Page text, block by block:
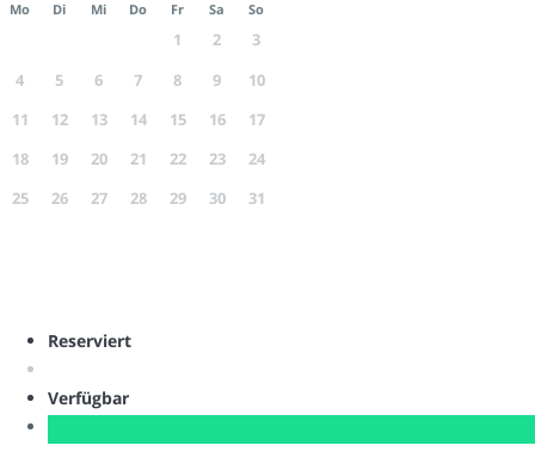
Mo Di Mi Do Fr Sa So
1 2
3
4
5 6 7 8 9
10
11
12 13 14 15 16
17
18
19 20 21 22 23
24
25
26 27 28 29 30 31
Reserviert
Verfügbar